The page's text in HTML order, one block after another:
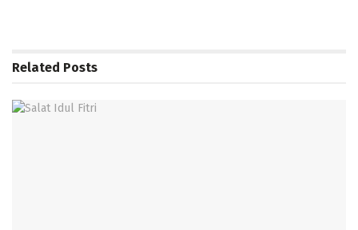
Related Posts